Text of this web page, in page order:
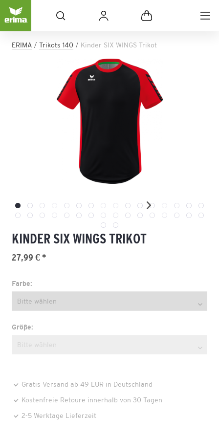
ERIMA Trikots 140 Kinder SIX WINGS Trikot
KINDER SIX WINGS TRIKOT
27,99 € *
Farbe:
Größe:
Gratis Versand ab 49 EUR in Deutschland
Kostenfreie Retoure innerhalb von 30 Tagen
2-5 Werktage Lieferzeit